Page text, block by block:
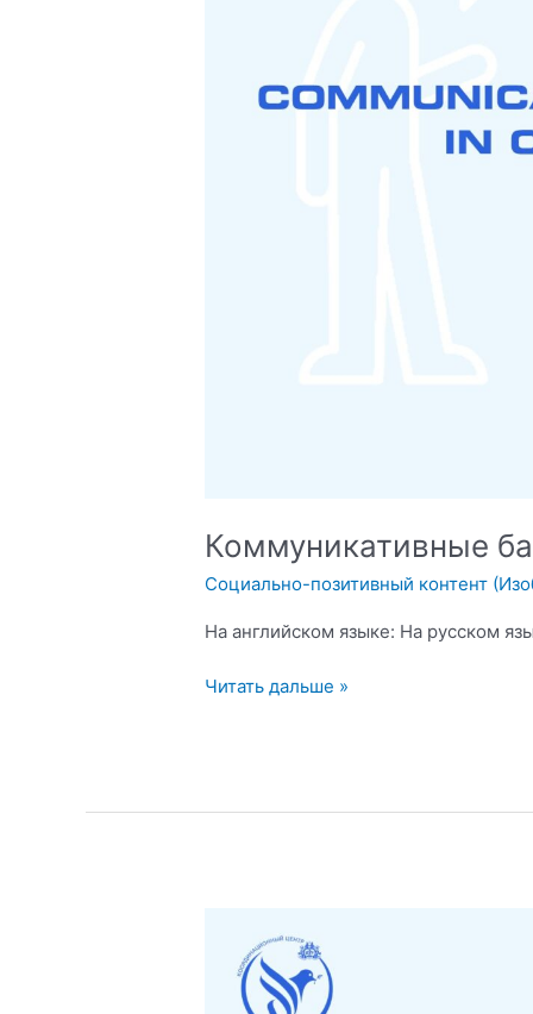
Коммуникативные
Социально-позитивный контент
На английском языке: На русском
Коммуникативные
Читать дальше »